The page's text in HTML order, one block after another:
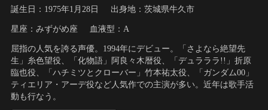
誕生日：1975年1月28日 出身地：茨城県牛久市
星座：みずがめ座 血液型：A
屈指の人気を誇る声優。1994年にデビュー。「さよなら絶望先
生」糸色望役、「化物語」阿良々木暦役、「デュラララ!!」折原
臨也役、「ハチミツとクローバー」竹本祐太役、「ガンダム00」
ティエリア・アーデ役など人気作での主演が多い。近年は歌手活
動も行なう。